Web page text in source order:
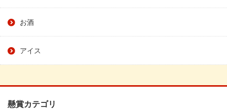
お酒
アイス
懸賞カテゴリ